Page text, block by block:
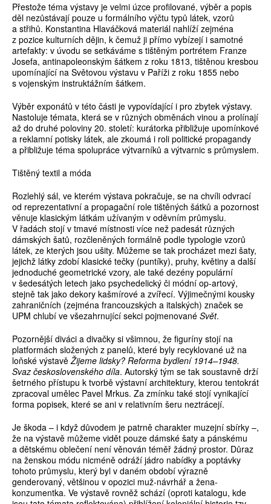
Přestože téma výstavy je velmi úzce profilované, výběr a popis
děl nezůstávají pouze u formálního výčtu typů látek, vzorů
a střihů. Konstantina Hlaváčková materiál nahlíží zejména
z pozice kulturních dějin, k čemuž ji přímo vybízejí i samotné
artefakty: v úvodu se setkáváme s tištěným portrétem Franze
Josefa, antinapoleonským šátkem z roku 1813, tištěnou kresbou
upomínající na Světovou výstavu v Paříži z roku 1855 nebo
s vojenským instruktážním šátkem.
Výběr exponátů v této části je vypovídající i pro zbytek výstavy.
Nastoluje témata, která se v různých obměnách vinou a prolínají
až do druhé poloviny 20. století: kurátorka přibližuje upomínkové
a reklamní potisky látek, ale zkoumá i roli politické propagandy
a přibližuje téma spolupráce výtvarníků a výtvarnic s průmyslem.
Tištěný textil a móda
Rozlehlý sál, ve kterém výstava pokračuje, se na chvíli odvrací
od reprezentativní a propagační role tištěných šátků a pozornost
věnuje klasickým látkám užívaným v oděvním průmyslu.
V řadách stojí v tmavé místnosti více než padesát různých
dámských šatů, rozčleněných formálně podle typologie vzorů
látek, ze kterých jsou ušity. Můžeme se tak procházet mezi šaty,
jejichž látky zdobí klasické tečky (puntíky), pruhy, květiny a další
jednoduché geometrické vzory, ale také dezény populární
v šedesátých letech jako psychedelický či módní op-artový,
stejně tak jako dekory kašmírové a zvířecí. Výjimečnými kousky
zahraničních (zejména francouzských a italských) značek se
UPM chlubí ve všezahrnující sekci pojmenované Svět.
Pozornější diváci a divačky si všimnou, že figuríny stojí na
platformách složených z panelů, které byly recyklované už na
loňské výstavěŽijeme lidsky? Reforma bydlení 1914–1948.
Svaz československého díla. Autorský tým se tak soustavně drží
šetrného přístupu k tvorbě výstavní architektury, kterou tentokrát
zpracoval umělec Pavel Mrkus. Za zmínku také stojí vynikající
forma popisek, které se ani v relativním šeru neztrácejí.
Je škoda – i když důvodem je patrně charakter muzejní sbírky –,
že na výstavě můžeme vidět pouze dámské šaty a pánskému
a dětskému oblečení není věnován téměř žádný prostor. Důraz
na ženskou módu nicméně odráží jádro nabídky a poptávky
tohoto průmyslu, který byl v daném období výrazně
genderovaný, většinou v opozici muž-návrhář a žena-
konzumentka. Ve výstavě rovněž schází (oproti katalogu, kde